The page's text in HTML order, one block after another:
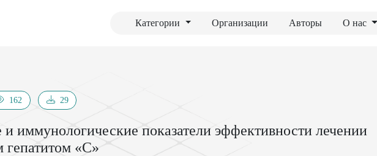
Категории Организации Авторы О нас
162 29
иммунологические показатели эффективности лечении
гепатитом «С»